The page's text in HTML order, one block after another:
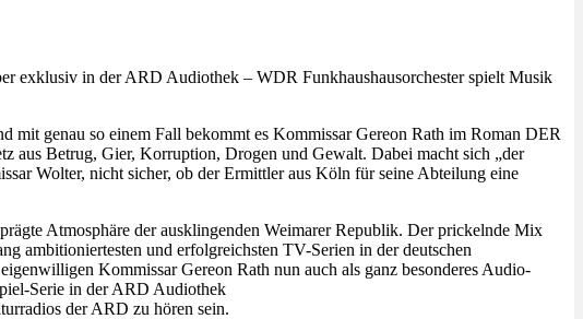
exklusiv in der ARD Audiothek – WDR Funkhaushausorchester spielt Musik
mit genau so einem Fall bekommt es Kommissar Gereon Rath im Roman DER
aus Betrug, Gier, Korruption, Drogen und Gewalt. Dabei macht sich „der
Wolter, nicht sicher, ob der Ermittler aus Köln für seine Abteilung eine
Atmosphäre der ausklingenden Weimarer Republik. Der prickelnde Mix
ambitioniertesten und erfolgreichsten TV-Serien in der deutschen
Kommissar Gereon Rath nun auch als ganz besonderes Audio-
Serie in der ARD Audiothek
der ARD zu hören sein.